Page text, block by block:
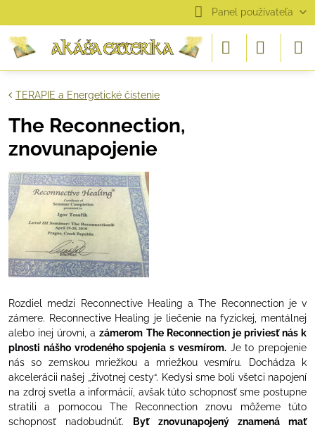
Panel používateľa
TERAPIE a Energetické čistenie
The Reconnection,
znovunapojenie
Rozdiel medzi Reconnective Healing a The Reconnection je v
zámere. Reconnective Healing je liečenie na fyzickej, mentálnej
alebo inej úrovni, azámerom The Reconnection je priviesť nás k
plnosti nášho vrodeného spojenia s vesmírom.Je to prepojenie
nás so zemskou mriežkou a mriežkou vesmíru. Dochádza k
akcelerácii našej „životnej cesty“. Kedysi sme boli všetci napojení
na zdroj svetla a informácií, avšak túto schopnosť sme postupne
stratili a pomocou The Reconnection znovu môžeme túto
schopnosť nadobudnúť.
Byť znovunapojený znamená mať